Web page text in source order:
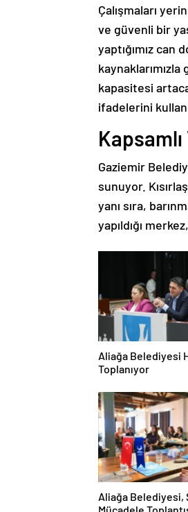
Çalışmaları
ve güvenli bir
yaptığımız can
kapasitesi
ifadelerini
Gaziemir
sunuyor.
yanı sıra,
yapıldığı
Aliağa Belediyesi
Toplanıyor
Aliağa Belediyesi,
Mücadele